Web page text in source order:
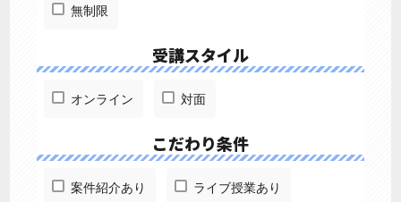
無制限
受講スタイル
オンライン 対面
こだわり条件
案件紹介あり ライブ授業あり